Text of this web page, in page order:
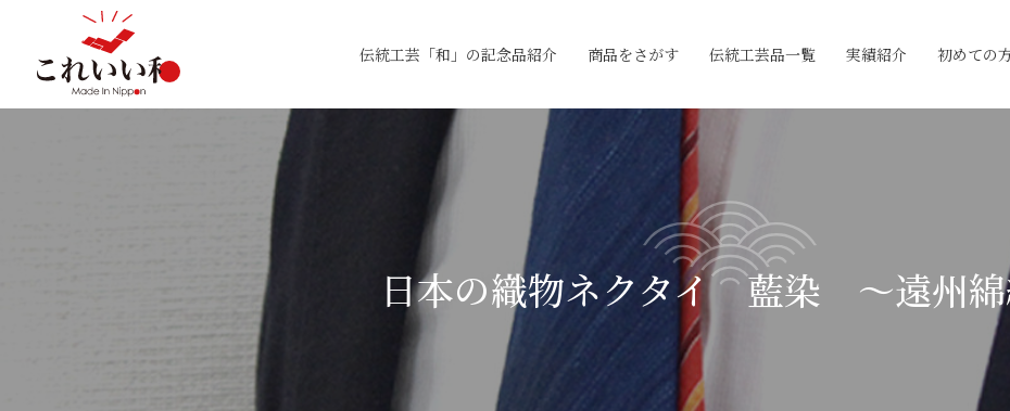
伝統工芸「和」の記念品紹介 商品をさがす 伝統工芸品一覧 実績紹介 初めての
日本の織物ネクタイ 藍染 ～遠州